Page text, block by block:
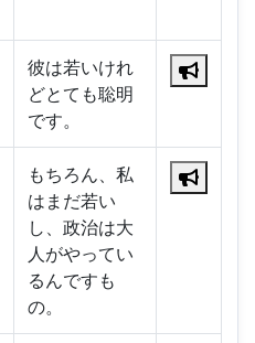
彼は若いけれ
どとても聡明
です。
もちろん、私
はまだ若い
し、政治は大
人がやってい
るんですも
の。